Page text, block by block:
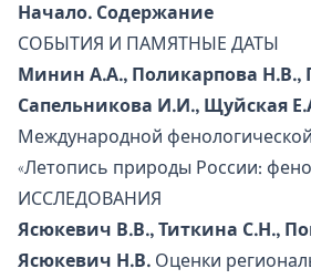
Начало. Содержание
СОБЫТИЯ И ПАМЯТНЫЕ ДАТЫ
Минин А.А., Поликарпова Н.В.,
Сапельникова И.И., Щуйская
Международной
«Летопись природы России:
ИССЛЕДОВАНИЯ
Ясюкевич В.В., Титкина С.Н.,
Ясюкевич Н.В. Оценки